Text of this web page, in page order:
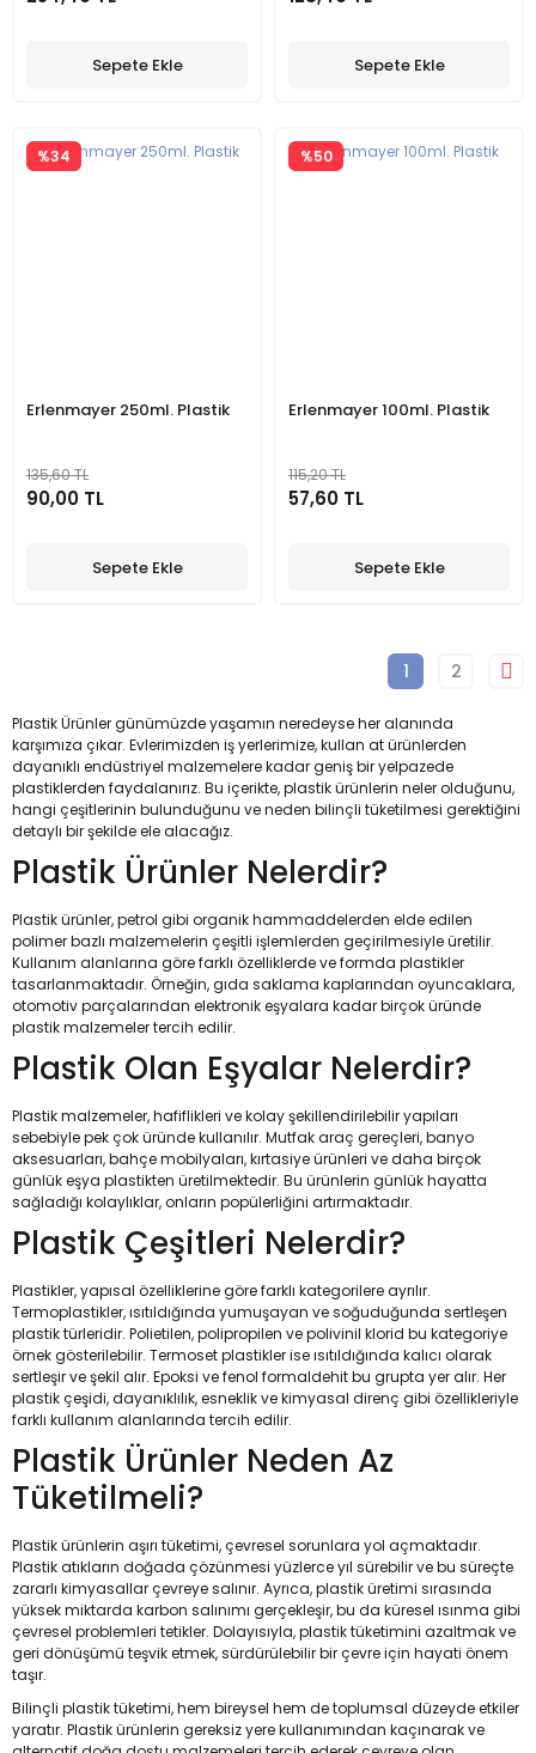
Sepete Ekle Sepete Ekle
Erlenmayer 250ml. Plastik
%34
135,60 TL
90,00 TL
Sepete Ekle
Erlenmayer 100ml. Plastik
%50
115,20 TL
57,60 TL
Sepete Ekle
1 2
Plastik Ürünler günümüzde yaşamın neredeyse her alanında
karşımıza çıkar. Evlerimizden iş yerlerimize, kullan at ürünlerden
dayanıklı endüstriyel malzemelere kadar geniş bir yelpazede
plastiklerden faydalanırız. Bu içerikte, plastik ürünlerin neler olduğunu,
hangi çeşitlerinin bulunduğunu ve neden bilinçli tüketilmesi gerektiğini
detaylı bir şekilde ele alacağız.
Plastik Ürünler Nelerdir?
Plastik ürünler, petrol gibi organik hammaddelerden elde edilen
polimer bazlı malzemelerin çeşitli işlemlerden geçirilmesiyle üretilir.
Kullanım alanlarına göre farklı özelliklerde ve formda plastikler
tasarlanmaktadır. Örneğin, gıda saklama kaplarından oyuncaklara,
otomotiv parçalarından elektronik eşyalara kadar birçok üründe
plastik malzemeler tercih edilir.
Plastik Olan Eşyalar Nelerdir?
Plastik malzemeler, hafiflikleri ve kolay şekillendirilebilir yapıları
sebebiyle pek çok üründe kullanılır. Mutfak araç gereçleri, banyo
aksesuarları, bahçe mobilyaları, kırtasiye ürünleri ve daha birçok
günlük eşya plastikten üretilmektedir. Bu ürünlerin günlük hayatta
sağladığı kolaylıklar, onların popülerliğini artırmaktadır.
Plastik Çeşitleri Nelerdir?
Plastikler, yapısal özelliklerine göre farklı kategorilere ayrılır.
Termoplastikler, ısıtıldığında yumuşayan ve soğuduğunda sertleşen
plastik türleridir. Polietilen, polipropilen ve polivinil klorid bu kategoriye
örnek gösterilebilir. Termoset plastikler ise ısıtıldığında kalıcı olarak
sertleşir ve şekil alır. Epoksi ve fenol formaldehit bu grupta yer alır. Her
plastik çeşidi, dayanıklılık, esneklik ve kimyasal direnç gibi özellikleriyle
farklı kullanım alanlarında tercih edilir.
Plastik Ürünler Neden Az
Tüketilmeli?
Plastik ürünlerin aşırı tüketimi, çevresel sorunlara yol açmaktadır.
Plastik atıkların doğada çözünmesi yüzlerce yıl sürebilir ve bu süreçte
zararlı kimyasallar çevreye salınır. Ayrıca, plastik üretimi sırasında
yüksek miktarda karbon salınımı gerçekleşir, bu da küresel ısınma gibi
çevresel problemleri tetikler. Dolayısıyla, plastik tüketimini azaltmak ve
geri dönüşümü teşvik etmek, sürdürülebilir bir çevre için hayati önem
taşır.
Bilinçli plastik tüketimi, hem bireysel hem de toplumsal düzeyde etkiler
yaratır. Plastik ürünlerin gereksiz yere kullanımından kaçınarak ve